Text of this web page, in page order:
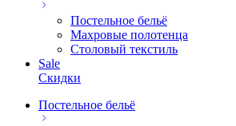
Постельное бельё
Махровые полотенца
Столовый текстиль
Sale
Скидки
Постельное бельё